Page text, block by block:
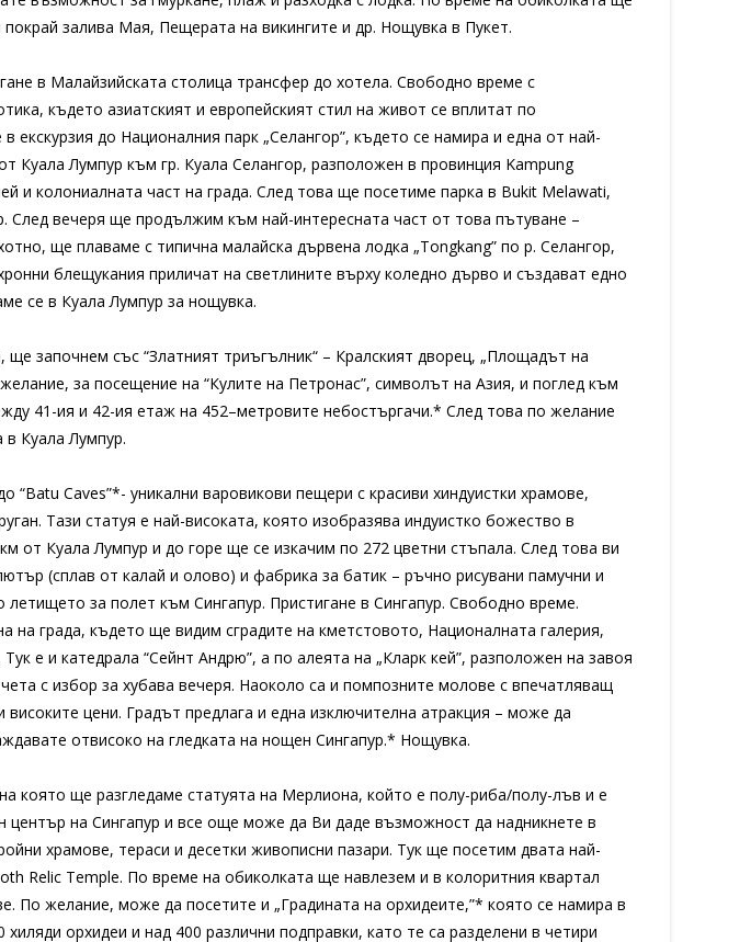
залива Мая, Пещерата на викингите и др. Нощувка в Пукет.
в Малайзийската столица трансфер до хотела. Свободно време с
където азиатският и европейският стил на живот се вплитат по
до Националния парк „Селангор”, където се намира и една от най-
Куала Лумпур към гр. Куала Селангор, разположен в провинция Kampung
и колониалната част на града. След това ще посетиме парка в Bukit Melawati,
След вечеря ще продължим към най-интересната част от това пътуване –
ще плаваме с типична малайска дървена лодка „Тongkang” по р. Селангор,
блещукания приличат на светлините върху коледно дърво и създават едно
се в Куала Лумпур за нощувка.
започнем със “Златният триъгълник“ – Кралският дворец, „Площадът на
за посещение на “Кулите на Петронас”, символът на Азия, и поглед към
41-ия и 42-ия етаж на 452–метровите небостъргачи.* След това по желание
Куала Лумпур.
Caves”*- уникални варовикови пещери с красиви хиндуистки храмове,
Тази статуя е най-високата, която изобразява индуистко божество в
от Куала Лумпур и до горе ще се изкачим по 272 цветни стъпала. След това ви
(сплав от калай и олово) и фабрика за батик – ръчно рисувани памучни и
за полет към Сингапур. Пристигане в Сингапур. Свободно време.
града, където ще видим сградите на кметстовото, Националната галерия,
е и катедрала “Сейнт Андрю”, а по алеята на „Кларк кей”, разположен на завоя
с избор за хубава вечеря. Наоколо са и помпозните молове с впечатляващ
цени. Градът предлага и една изключителна атракция – може да
отвисоко на гледката на нощен Сингапур.* Нощувка.
която ще разгледаме статуята на Мерлиона, който е полу-риба/полу-лъв и е
център на Сингапур и все още може да Ви даде възможност да надникнете в
храмове, тераси и десетки живописни пазари. Тук ще посетим двата най-
Relic Temple. По време на обиколката ще навлезем и в колоритния квартал
По желание, може да посетите и „Градината на орхидеите,”* която се намира в
орхидеи и над 400 различни подправки, като те са разделени в четири